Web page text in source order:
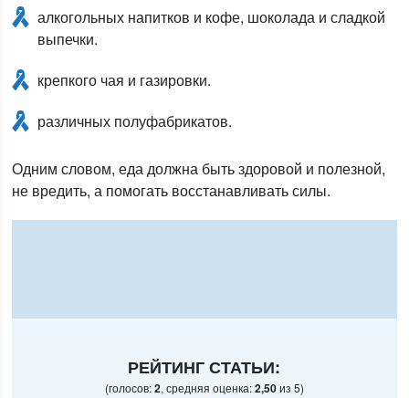
алкогольных напитков и кофе, шоколада и сладкой
выпечки.
крепкого чая и газировки.
различных полуфабрикатов.
Одним словом, еда должна быть здоровой и полезной,
не вредить, а помогать восстанавливать силы.
РЕЙТИНГ СТАТЬИ:
(голосов:2, средняя оценка:2,50из 5)